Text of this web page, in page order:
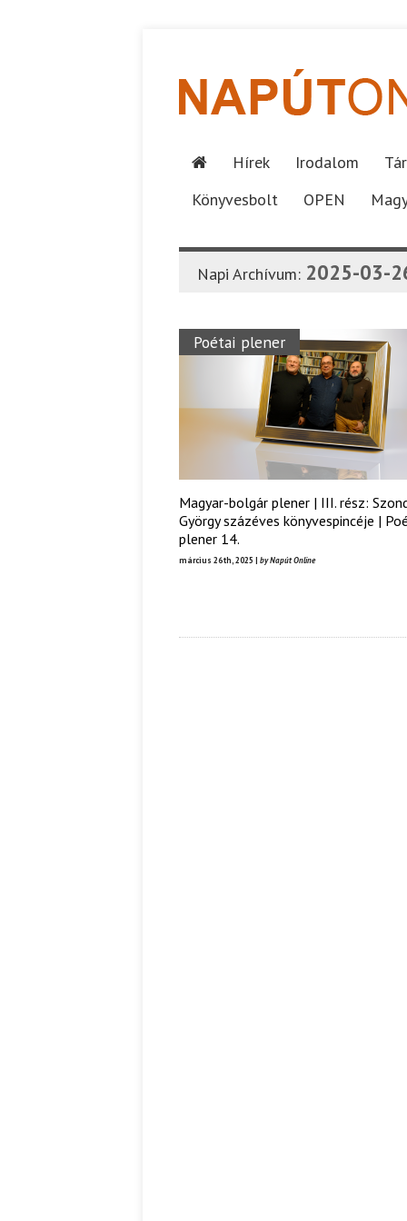
Hírek Irodalom
Könyvesbolt
OPEN
Napi Archívum: 2025-03-
Poétai plener
Magyar-bolgár plener | III. rész:
György százéves könyvespincéje |
plener 14.
március 26th, 2025 | by Napút Online